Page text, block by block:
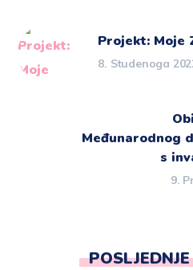
Projekt: Moje
8. Studenoga
Međunarodnog
s
9.